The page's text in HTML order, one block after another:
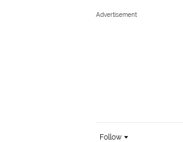
Follow